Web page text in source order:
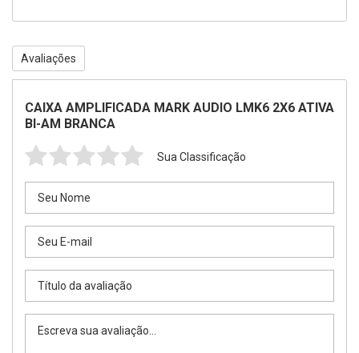
Avaliações
CAIXA AMPLIFICADA MARK AUDIO LMK6 2X6 ATIVA
BI-AM BRANCA
Sua Classificação